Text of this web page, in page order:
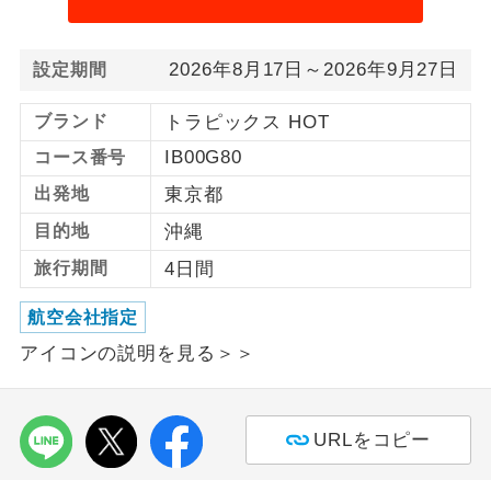
設定期間 2026年8月17日～2026年9月27日
ブランド トラピックス HOT
コース番号 IB00G80
出発地 東京都
目的地 沖縄
旅行期間 4日間
航空会社指定
アイコンの説明を見る＞＞
URLをコピー
女性限定でご参加いただけるコースで
年齢制限あり
です。
航空会社指定
利用航空会社が指定なので、ご出発の計
画にとても便利です。
ホテル指定
ご紹介するホテルを指定したコースで
す。
おひとり様バ
ス2席利用